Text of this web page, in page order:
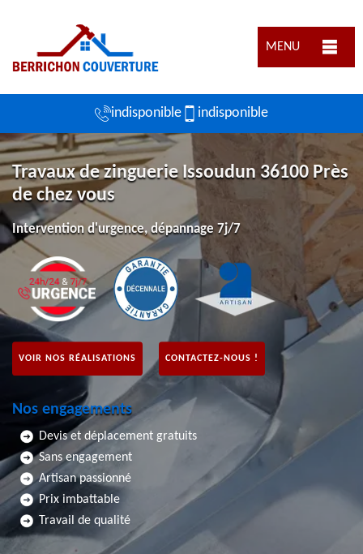
MENU
indisponible indisponible
Travaux de zinguerie Issoudun 36100 Près
de chez vous
Intervention d'urgence, dépannage 7j/7
VOIR NOS RÉALISATIONS CONTACTEZ-NOUS !
Nos engagements
Devis et déplacement gratuits
Sans engagement
Artisan passionné
Prix imbattable
Travail de qualité